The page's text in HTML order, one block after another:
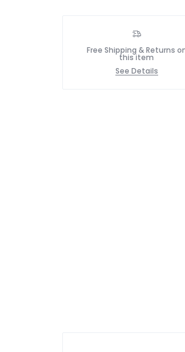
Free Shipping & Returns
this item
See Details